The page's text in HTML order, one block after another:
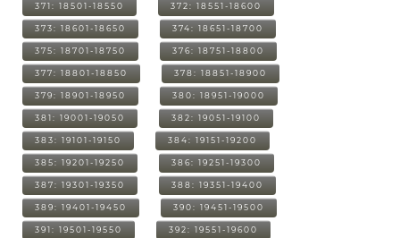
371: 18501-18550 372: 18551-18600
373: 18601-18650 374: 18651-18700
375: 18701-18750 376: 18751-18800
377: 18801-18850 378: 18851-18900
379: 18901-18950 380: 18951-19000
381: 19001-19050 382: 19051-19100
383: 19101-19150 384: 19151-19200
385: 19201-19250 386: 19251-19300
387: 19301-19350 388: 19351-19400
389: 19401-19450 390: 19451-19500
391: 19501-19550 392: 19551-19600